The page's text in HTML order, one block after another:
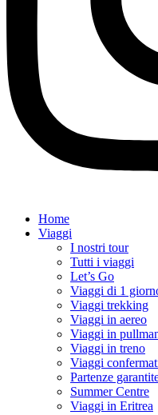
Home
Viaggi
I nostri tour
Tutti i viaggi
Let’s Go
Viaggi di 1
Viaggi trekking
Viaggi in aereo
Viaggi in
Viaggi in treno
Viaggi
Partenze
Summer Centre
Viaggi in Eritrea